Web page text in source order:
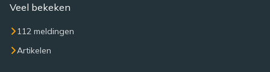
Veel bekeken
112 meldingen
Artikelen